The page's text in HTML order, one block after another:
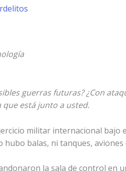
guerras futuras? ¿Con
está junto a usted.
militar internacional bajo
balas, ni tanques,
la sala de control en